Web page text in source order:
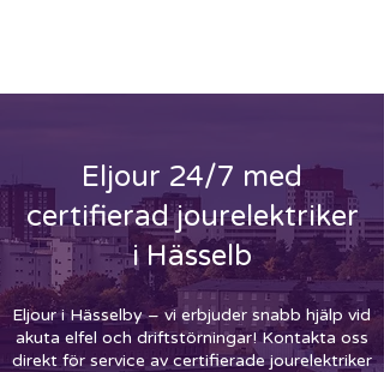
Eljour 24/7 med
certifierad jourelektriker
i Hässelb
Eljour i Hässelby – vi erbjuder snabb hjälp vid
akuta elfel och driftstörningar! Kontakta oss
direkt för service av certifierade jourelektriker